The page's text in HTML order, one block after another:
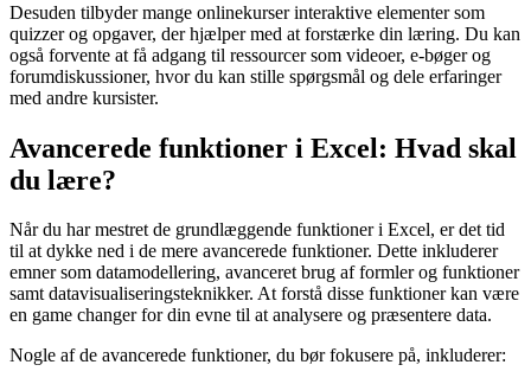
Desuden tilbyder mange onlinekurser interaktive elementer som
quizzer og opgaver, der hjælper med at forstærke din læring. Du kan
også forvente at få adgang til ressourcer som videoer, e-bøger og
forumdiskussioner, hvor du kan stille spørgsmål og dele erfaringer
med andre kursister.
Avancerede funktioner i Excel: Hvad skal
du lære?
Når du har mestret de grundlæggende funktioner i Excel, er det tid
til at dykke ned i de mere avancerede funktioner. Dette inkluderer
emner som datamodellering, avanceret brug af formler og funktioner
samt datavisualiseringsteknikker. At forstå disse funktioner kan være
en game changer for din evne til at analysere og præsentere data.
Nogle af de avancerede funktioner, du bør fokusere på, inkluderer: